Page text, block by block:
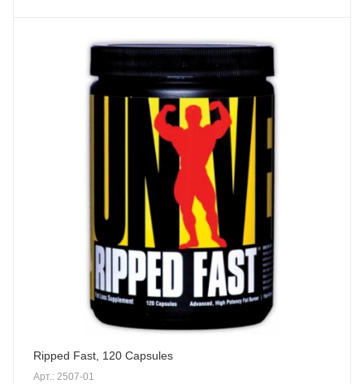
Ripped Fast, 120 Capsules
Арт.: 2507-01